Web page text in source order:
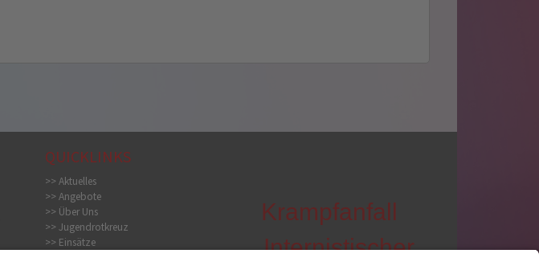
QUICKLINKS
>> Aktuelles
>> Angebote
>> Über Uns
>> Jugendrotkreuz
>> Einsätze
Internistischer
Krampfanfall